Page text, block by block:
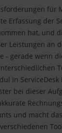
für
Erfassung der
hat, und
Leistungen an
- gerade wenn
in ServiceDesk
bei dieser
und macht